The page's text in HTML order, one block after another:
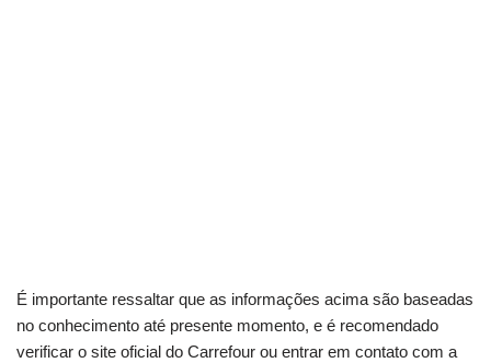
É importante ressaltar que as informações acima são baseadas
no conhecimento até presente momento, e é recomendado
verificar o site oficial do Carrefour ou entrar em contato com a